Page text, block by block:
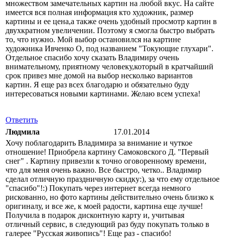
множеством замечательных картин на любой вкус. На сайте
имеется вся полная информация кто художник, размер
картины и ее цена,а также очень удобный просмотр картин в
двухкратном увеличении. Поэтому я смогла быстро выбрать
то, что нужно. Мой выбор остановился на картине
художника Ивченко О, под названием "Токующие глухари".
Отдельное спасибо хочу сказать Владимиру очень
внимательному, приятному человеку,который в кратчайший
срок привез мне домой на выбор несколько вариантов
картин. Я еще раз всех благодарю и обязательно буду
интересоваться новыми картинами. Желаю всем успеха!
Ответить
Людмила
17.01.2014
Хочу поблагодарить Владимира за внимание и чуткое
отношение! Приобрела картину Самоковского Д. "Первый
снег" . Картину привезли к точно оговоренному времени,
что для меня очень важно. Все быстро, четко.. Владимир
сделал отличную праздничную скидку:), за что ему отдельное
"спасибо"!:) Покупать через интернет всегда немного
рискованно, но фото картины действительно очень близко к
оригиналу, и все же, к моей радости, картина еще лучше!
Получила в подарок дисконтную карту и, учитывая
отличный сервис, в следующий раз буду покупать только в
галерее "Русская живопись"! Еще раз - спасибо!